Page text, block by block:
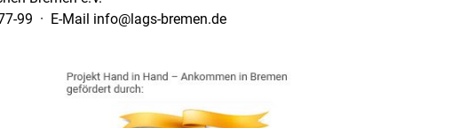
99 · E-Mail info@lags-bremen.de